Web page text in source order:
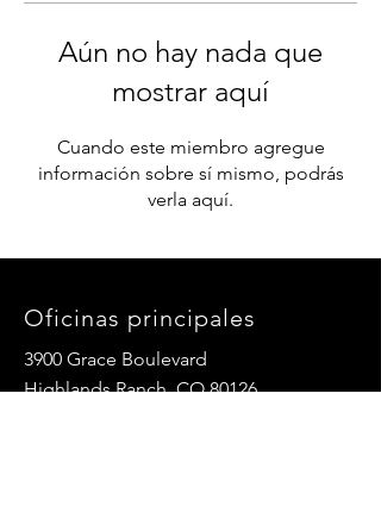
Aún no hay nada que
mostrar aquí
Cuando este miembro agregue
información sobre sí mismo, podrás
verla aquí.
Oficinas principales
3900 Grace Boulevard
Highlands Ranch, CO 80126